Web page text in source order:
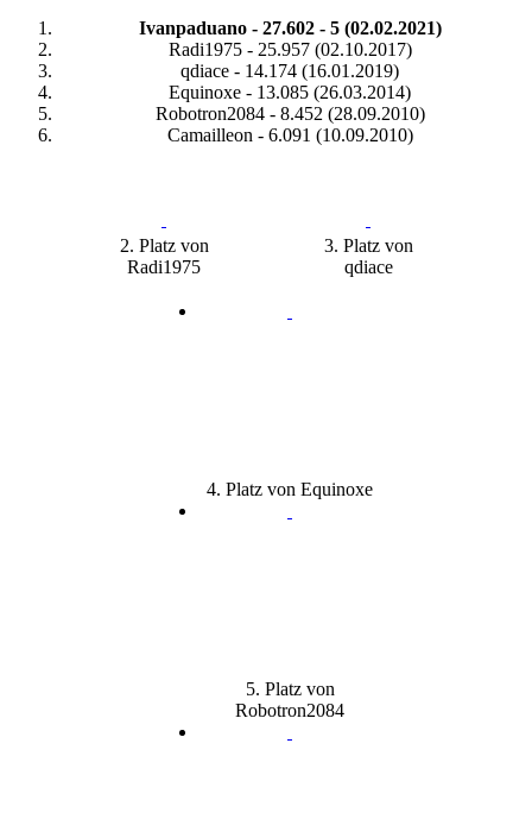
Ivanpaduano - 27.602 - 5 (02.02.2021)
Radi1975 - 25.957 (02.10.2017)
qdiace - 14.174 (16.01.2019)
Equinoxe - 13.085 (26.03.2014)
Robotron2084 - 8.452 (28.09.2010)
Camailleon - 6.091 (10.09.2010)
2. Platz von
Radi1975
3. Platz von
qdiace
4. Platz von Equinoxe
5. Platz von
Robotron2084